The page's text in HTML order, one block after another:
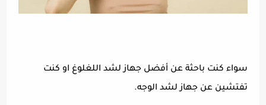
سواء كنت باحثة عن أفضل جهاز لشد اللغلوغ او كنت
تفتشين عن جهاز لشد الوجه.